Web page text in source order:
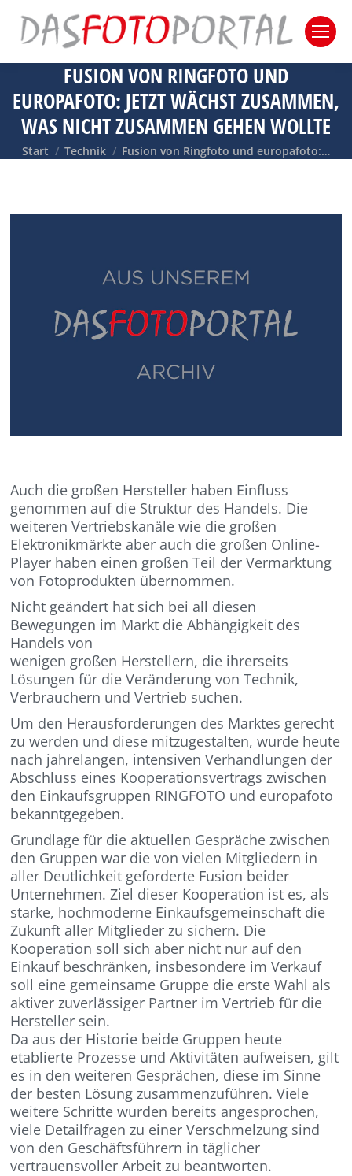
FUSION VON RINGFOTO UND
EUROPAFOTO: JETZT WÄCHST ZUSAMMEN,
WAS NICHT ZUSAMMEN GEHEN WOLLTE
Sie befinden sich hier:
Start Technik Fusion von Ringfoto und europafoto:…
Auch die großen Hersteller haben Einfluss
genommen auf die Struktur des Handels. Die
weiteren Vertriebskanäle wie die großen
Elektronikmärkte aber auch die großen Online-
Player haben einen großen Teil der Vermarktung
von Fotoprodukten übernommen.
Nicht geändert hat sich bei all diesen
Bewegungen im Markt die Abhängigkeit des
Handels von
wenigen großen Herstellern, die ihrerseits
Lösungen für die Veränderung von Technik,
Verbrauchern und Vertrieb suchen.
Um den Herausforderungen des Marktes gerecht
zu werden und diese mitzugestalten, wurde heute
nach jahrelangen, intensiven Verhandlungen der
Abschluss eines Kooperationsvertrags zwischen
den Einkaufsgruppen RINGFOTO und europafoto
bekanntgegeben.
Grundlage für die aktuellen Gespräche zwischen
den Gruppen war die von vielen Mitgliedern in
aller Deutlichkeit geforderte Fusion beider
Unternehmen. Ziel dieser Kooperation ist es, als
starke, hochmoderne Einkaufsgemeinschaft die
Zukunft aller Mitglieder zu sichern. Die
Kooperation soll sich aber nicht nur auf den
Einkauf beschränken, insbesondere im Verkauf
soll eine gemeinsame Gruppe die erste Wahl als
aktiver zuverlässiger Partner im Vertrieb für die
Hersteller sein.
Da aus der Historie beide Gruppen heute
etablierte Prozesse und Aktivitäten aufweisen, gilt
es in den weiteren Gesprächen, diese im Sinne
der besten Lösung zusammenzuführen. Viele
weitere Schritte wurden bereits angesprochen,
viele Detailfragen zu einer Verschmelzung sind
von den Geschäftsführern in täglicher
vertrauensvoller Arbeit zu beantworten.